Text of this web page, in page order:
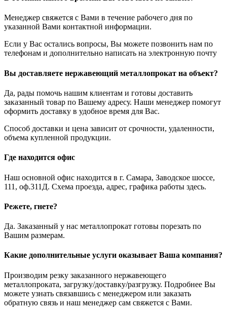
Менеджер свяжется с Вами в течение рабочего дня по
указанной Вами контактной информации.
Если у Вас остались вопросы, Вы можете позвонить нам по
телефонам и дополнительно написать на электронную почту
Вы доставляете нержавеющий металлопрокат на объект?
Да, рады помочь нашим клиентам и готовы доставить
заказанный товар по Вашему адресу. Наши менеджер помогут
оформить доставку в удобное время для Вас.
Способ доставки и цена зависит от срочности, удаленности,
объема купленной продукции.
Где находится офис
Наш основной офис находится в г. Самара, Заводское шоссе,
111, оф.311Д. Схема проезда, адрес, графика работы здесь.
Режете, гнете?
Да. Заказанный у нас металлопрокат готовы порезать по
Вашим размерам.
Какие дополнительные услуги оказывает Ваша компания?
Производим резку заказанного нержавеющего
металлопроката, загрузку/доставку/разгрузку. Подробнее Вы
можете узнать связавшись с менеджером или заказать
обратную связь и наш менеджер сам свяжется с Вами.